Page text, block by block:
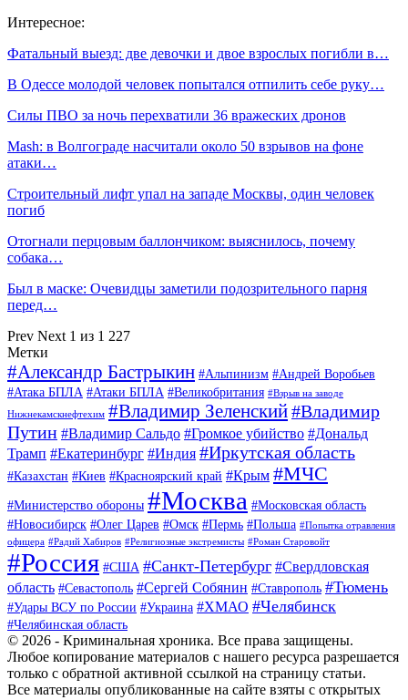
Интересное:
Фатальный выезд: две девочки и двое взрослых погибли в…
В Одессе молодой человек попытался отпилить себе руку…
Силы ПВО за ночь перехватили 36 вражеских дронов
Mash: в Волгограде насчитали около 50 взрывов на фоне
атаки…
Строительный лифт упал на западе Москвы, один человек
погиб
Отогнали перцовым баллончиком: выяснилось, почему
собака…
Был в маске: Очевидцы заметили подозрительного парня
перед…
Prev Next 1 из 1 227
Метки
#Александр Бастрыкин #Альпинизм #Андрей Воробьев
#Атака БПЛА #Атаки БПЛА #Великобритания #Взрыв на заводе
Нижнекамскнефтехим #Владимир Зеленский#Владимир
Путин #Владимир Сальдо #Громкое убийство #Дональд
Трамп #Екатеринбург #Индия #Иркутская область
#Казахстан #Киев #Красноярский край #Крым #МЧС
#Министерство обороны #Москва #Московская область
#Новосибирск #Олег Царев #Омск #Пермь #Польша #Попытка отравления
офицера #Радий Хабиров #Религиозные экстремисты #Роман Старовойт
#Россия #США #Санкт-Петербург #Свердловская
область #Севастополь #Сергей Собянин #Ставрополь #Тюмень
#Удары ВСУ по России #Украина #ХМАО #Челябинск
#Челябинская область
© 2026 - Криминальная хроника. Все права защищены.
Любое копирование материалов с нашего ресурса разрешается
только с обратной активной ссылкой на страницу статьи.
Все материалы опубликованные на сайте взяты с открытых